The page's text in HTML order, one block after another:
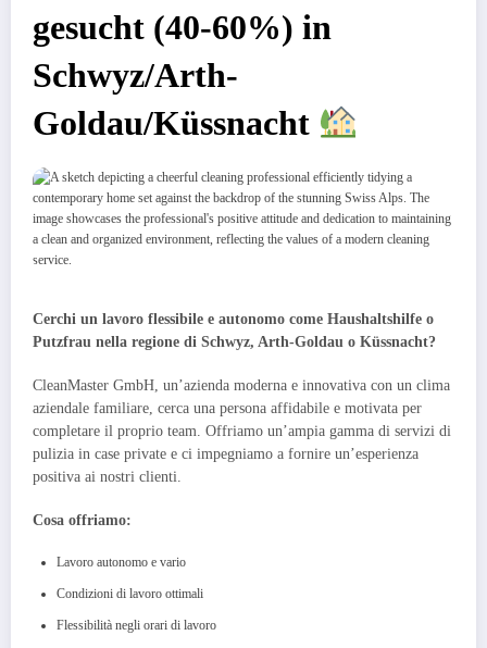
gesucht (40-60%) in
Schwyz/Arth-
Goldau/Küssnacht
Cerchi un lavoro flessibile e autonomo come Haushaltshilfe o
Putzfrau nella regione di Schwyz, Arth-Goldau o Küssnacht?
CleanMaster GmbH, un’azienda moderna e innovativa con un clima
aziendale familiare, cerca una persona affidabile e motivata per
completare il proprio team. Offriamo un’ampia gamma di servizi di
pulizia in case private e ci impegniamo a fornire un’esperienza
positiva ai nostri clienti.
Cosa offriamo:
Lavoro autonomo e vario
Condizioni di lavoro ottimali
Flessibilità negli orari di lavoro